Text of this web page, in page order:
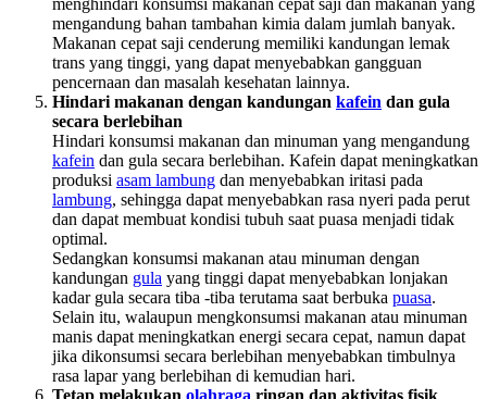
mengandung bahan tambahan kimia dalam jumlah banyak.
Makanan cepat saji cenderung memiliki kandungan lemak
trans yang tinggi, yang dapat menyebabkan gangguan
pencernaan dan masalah kesehatan lainnya.
Hindari makanan dengan kandungan kafein dan gula
secara berlebihan
Hindari konsumsi makanan dan minuman yang mengandung
kafein dan gula secara berlebihan. Kafein dapat meningkatkan
produksi asam lambung dan menyebabkan iritasi pada
lambung, sehingga dapat menyebabkan rasa nyeri pada perut
dan dapat membuat kondisi tubuh saat puasa menjadi tidak
optimal.
Sedangkan konsumsi makanan atau minuman dengan
kandungan gula yang tinggi dapat menyebabkan lonjakan
kadar gula secara tiba -tiba terutama saat berbuka puasa.
Selain itu, walaupun mengkonsumsi makanan atau minuman
manis dapat meningkatkan energi secara cepat, namun dapat
jika dikonsumsi secara berlebihan menyebabkan timbulnya
rasa lapar yang berlebihan di kemudian hari.
Tetap melakukan­­­­ olahraga ringan dan aktivitas fisik